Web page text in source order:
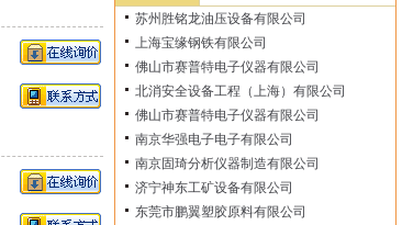
苏州胜铭龙油压设备有限公司
上海宝缘钢铁有限公司
佛山市赛普特电子仪器有限公司
北消安全设备工程（上海）有限公司
佛山市赛普特电子仪器有限公司
南京华强电子电子有限公司
南京固琦分析仪器制造有限公司
济宁神东工矿设备有限公司
东莞市鹏翼塑胶原料有限公司